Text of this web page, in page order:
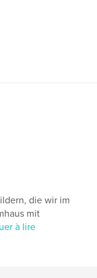
Vie sauvage
cm
die wir im
mit
à lire